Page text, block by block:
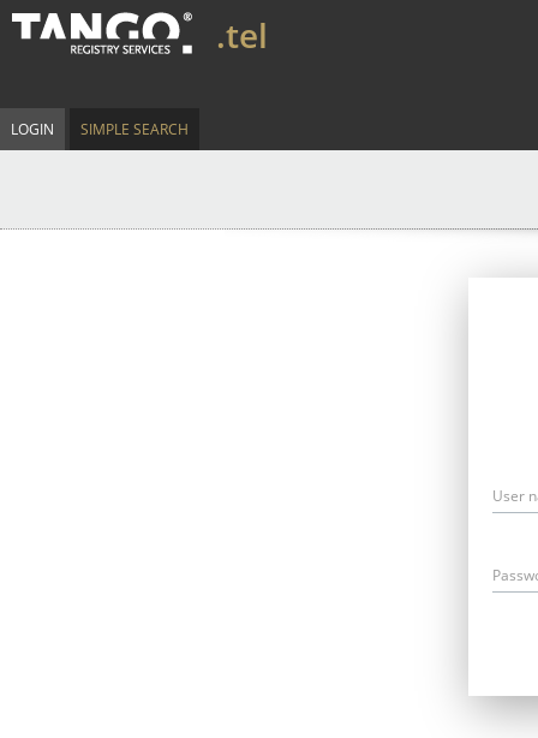
.tel
LOGIN SIMPLE SEARCH
User